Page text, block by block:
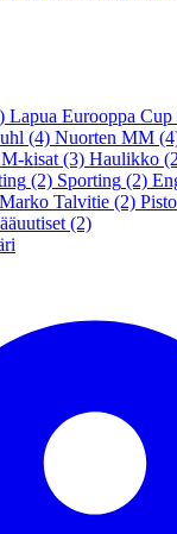
Lapua Eurooppa Cup
(4) Nuorten MM
kisat (3) Haulikko
(2) Sporting (2)
Marko Talvitie (2)
(2)